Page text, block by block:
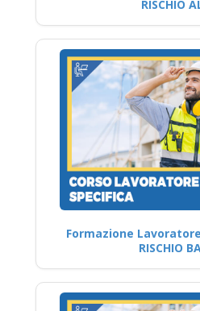
RISCHIO
Formazione Lavoratore
RISCHIO